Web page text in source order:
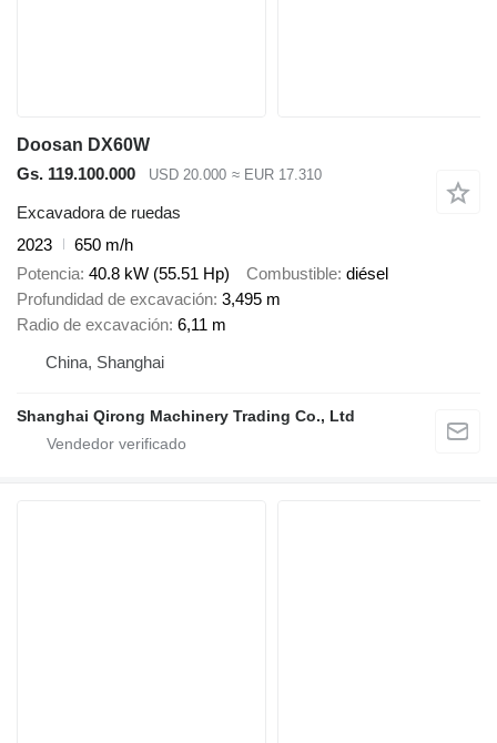
Doosan DX60W
Gs. 119.100.000
USD 20.000 ≈ EUR 17.310
Excavadora de ruedas
2023
650 m/h
Potencia 40.8 kW (55.51 Hp) Combustible diésel
Profundidad de excavación 3,495 m
Radio de excavación 6,11 m
China, Shanghai
Shanghai Qirong Machinery Trading Co., Ltd